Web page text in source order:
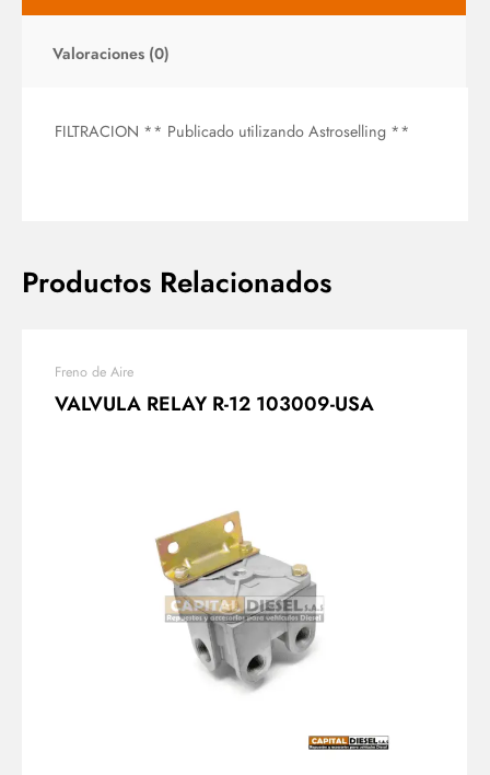
Valoraciones (0)
FILTRACION ** Publicado utilizando Astroselling **
Productos Relacionados
Freno de Aire
VALVULA RELAY R-12 103009-USA